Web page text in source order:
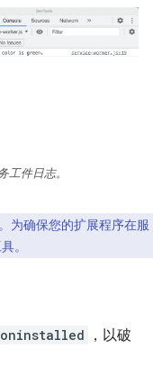
工件日志。
为确保您的扩展程序在服
。
oninstalled
，以破